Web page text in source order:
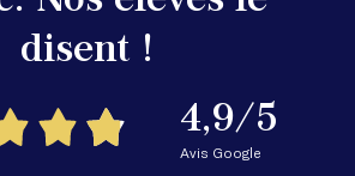
disent !
4,9/5
Avis Google